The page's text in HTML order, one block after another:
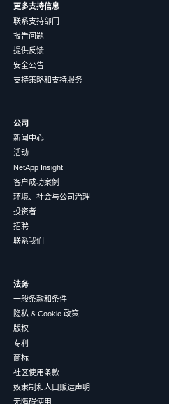
更多支持信息
联系支持部门
报告问题
提供反馈
安全公告
支持策略和支持服务
公司
新闻中心
活动
NetApp Insight
客户成功案例
环境、社会与公司治理
投资者
招聘
联系我们
法务
一般条款和条件
隐私 & Cookie 政策
版权
专利
商标
社区使用条款
奴隶制和人口贩运声明
无障碍使用